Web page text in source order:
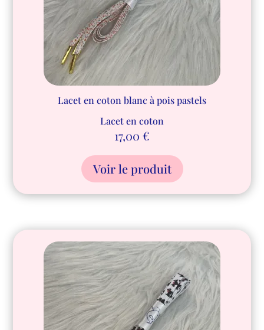
Lacet en coton blanc à pois pastels
Lacet en coton
17,00 €
Voir le produit